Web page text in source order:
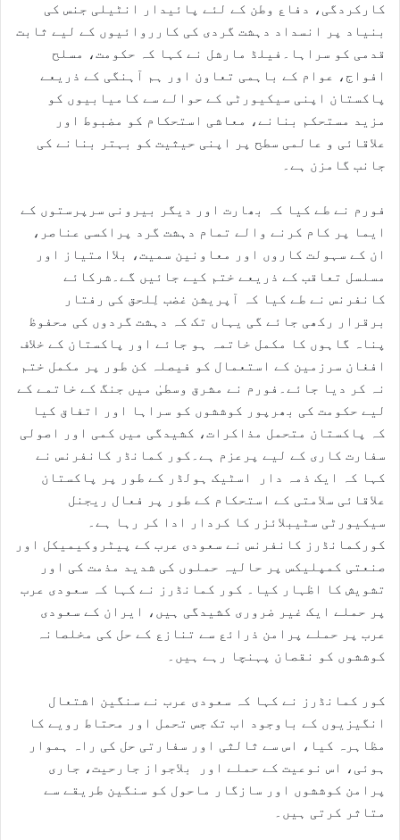
کارکردگی، دفاع وطن کے لئے پائیدار انٹیلی جنس کی
بنیاد پر انسداد دہشت گردی کی کارروائیوں کے لیے ثابت
قدمی کو سراہا۔فیلڈ مارشل نے کہا کہ حکومت، مسلح
افواج، عوام کے باہمی تعاون اور ہم آہنگی کے ذریعے
پاکستان اپنی سیکیورٹی کے حوالے سے کامیابیوں کو
مزید مستحکم بنانے، معاشی استحکام کو مضبوط اور
علاقائی و عالمی سطح پر اپنی حیثیت کو بہتر بنانے کی
جانب گامزن ہے۔
فورم نے طے کیا کہ بھارت اور دیگر بیرونی سرپرستوں کے
ایما پر کام کرنے والے تمام دہشت گرد پراکسی عناصر،
ان کے سہولت کاروں اور معاونین سمیت، بلاامتیاز اور
مسلسل تعاقب کے ذریعے ختم کیے جائیں گے۔شرکائے
کانفرنس نے طے کیا کہ آپریشن غضب لِلحق کی رفتار
برقرار رکھی جائے گی یہاں تک کہ دہشت گردوں کی محفوظ
پناہ گاہوں کا مکمل خاتمہ ہو جائے اور پاکستان کے خلاف
افغان سرزمین کے استعمال کو فیصلہ کن طور پر مکمل ختم
نہ کر دیا جائے۔فورم نے مشرق وسطیٰ میں جنگ کے خاتمے کے
لیے حکومت کی بھرپور کوششوں کو سراہا اور اتفاق کیا
کہ پاکستان متحمل مذاکرات، کشیدگی میں کمی اور اصولی
سفارت کاری کے لیے پرعزم ہے۔کور کمانڈر کانفرنس نے
کہا کہ ایک ذمہ دار اسٹیک ہولڈر کے طور پر پاکستان
علاقائی سلامتی کے استحکام کے طور پر فعال ریجنل
سیکیورٹی سٹیبلائزر کا کردار ادا کر رہا ہے۔
کورکمانڈرز کانفرنس نے سعودی عرب کے پیٹروکیمیکل اور
صنعتی کمپلیکس پر حالیہ حملوں کی شدید مذمت کی اور
تشویش کا اظہار کیا۔ کور کمانڈرز نے کہا کہ سعودی عرب
پر حملے ایک غیر ضروری کشیدگی ہیں، ایران کے سعودی
عرب پر حملے پرامن ذرائع سے تنازع کے حل کی مخلصانہ
کوششوں کو نقصان پہنچا رہے ہیں۔
کور کمانڈرز نے کہا کہ سعودی عرب نے سنگین اشتعال
انگیزیوں کے باوجود اب تک جس تحمل اور محتاط رویے کا
مظاہرہ کیا، اس سے ثالثی اور سفارتی حل کی راہ ہموار
ہوئی، اس نوعیت کے حملے اور بلاجواز جارحیت، جاری
پرامن کوششوں اور سازگار ماحول کو سنگین طریقے سے
متاثر کرتی ہیں۔